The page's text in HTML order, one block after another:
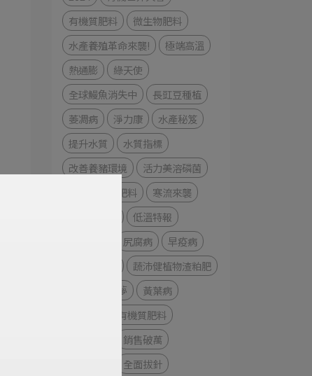
有機質肥料
微生物肥料
水產養殖革命來襲!
極端高溫
熱通膨
綠天使
全球鰻魚消失中
長豇豆種植
萎凋病
淨力康
水產秘笈
提升水質
水質指標
改善養豬環境
活力美溶磷菌
認識微生物肥料
寒流來襲
低溫特報
尻腐病
早疫病
蔬沛健植物渣粕肥
香蕉園的噩夢
黃葉病
根沛旺液態有機質肥料
銷售破萬
全面拔針